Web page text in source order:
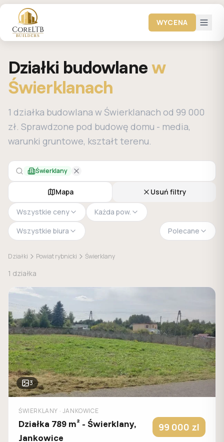
WYCENA
Działki budowlanew
Świerklanach
1 działka budowlana w Świerklanach od 99 000
zł. Sprawdzone pod budowę domu - media,
warunki gruntowe, kształt terenu.
Świerklany
Mapa Usuń filtry
Wszystkie ceny
Każda pow.
Wszystkie biura
Polecane
Działki Powiat rybnicki Świerklany
1 działka
3
ŚWIERKLANY · JANKOWICE
Działka 789 m² - Świerklany,
Jankowice
99 000 zl